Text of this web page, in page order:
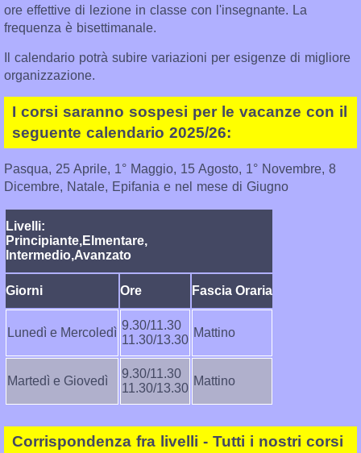
ore effettive di lezione in classe con l'insegnante. La
frequenza è bisettimanale.
Il calendario potrà subire variazioni per esigenze di migliore
organizzazione.
I corsi saranno sospesi per le vacanze con il
seguente calendario 2025/26:
Pasqua, 25 Aprile, 1° Maggio, 15 Agosto, 1° Novembre, 8
Dicembre, Natale, Epifania e nel mese di Giugno
Livelli:
Principiante,Elmentare,
Intermedio,Avanzato
Giorni Ore Fascia Oraria
Lunedì e Mercoledì
9.30/11.30
11.30/13.30
Mattino
Martedì e Giovedì
9.30/11.30
11.30/13.30
Mattino
Corrispondenza fra livelli - Tutti i nostri corsi